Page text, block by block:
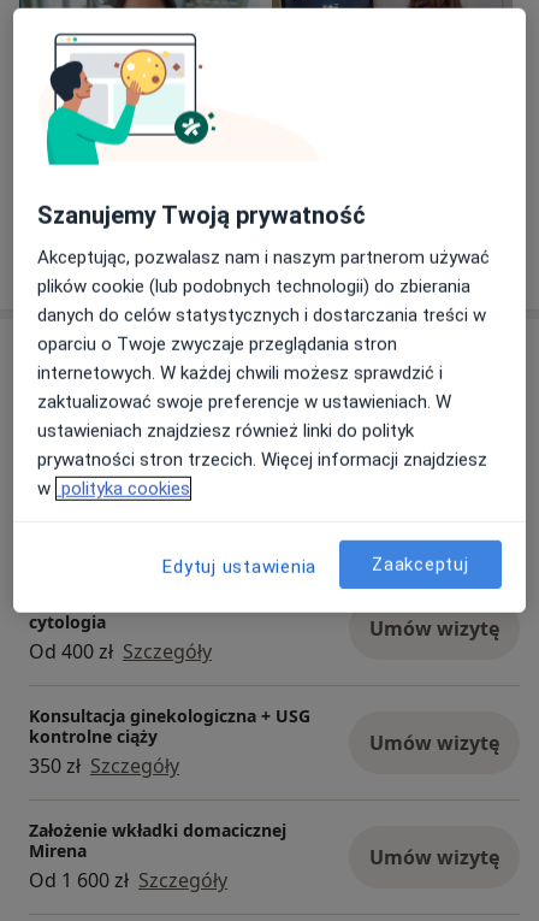
Pokaż więcejo doświadczeniu
Usługi i ceny
Konsultacja ginekologiczna
Od 300 zł Szczegóły Umów wizytę
Konsultacja ginekologiczna + USG
cytologia
Od 400 zł Szczegóły
Umów wizytę
Konsultacja ginekologiczna + USG
kontrolne ciąży
350 zł Szczegóły
Umów wizytę
Założenie wkładki domacicznej
Mirena
Od 1 600 zł Szczegóły
Umów wizytę
Szanujemy Twoją prywatność
Akceptując, pozwalasz nam i naszym partnerom używać
plików cookie (lub podobnych technologii) do zbierania
danych do celów statystycznych i dostarczania treści w
oparciu o Twoje zwyczaje przeglądania stron
internetowych. W każdej chwili możesz sprawdzić i
zaktualizować swoje preferencje w ustawieniach. W
ustawieniach znajdziesz również linki do polityk
prywatności stron trzecich. Więcej informacji znajdziesz
w polityka cookies
Edytuj ustawienia Zaakceptuj